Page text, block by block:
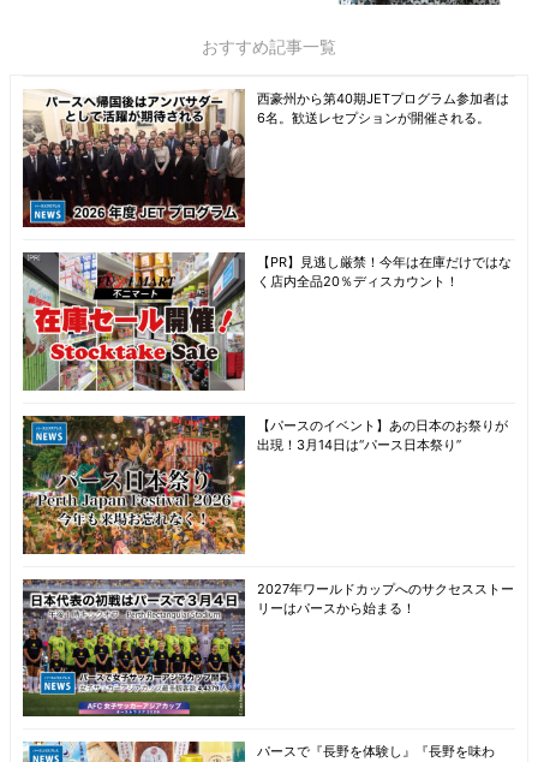
おすすめ記事一覧
西豪州から第40期JETプログラム参加者は
6名。歓送レセプションが開催される。
【PR】見逃し厳禁！今年は在庫だけではな
く店内全品20％ディスカウント！
【パースのイベント】あの日本のお祭りが
出現！3月14日は“パース日本祭り”
2027年ワールドカップへのサクセスストー
リーはパースから始まる！
パースで『長野を体験し』『長野を味わ